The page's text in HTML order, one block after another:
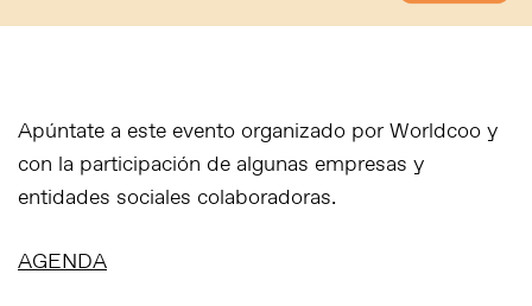
Apúntate a este evento organizado porWorldcoo y
con la participación de algunas empresas y
entidades sociales colaboradoras.
AGENDA